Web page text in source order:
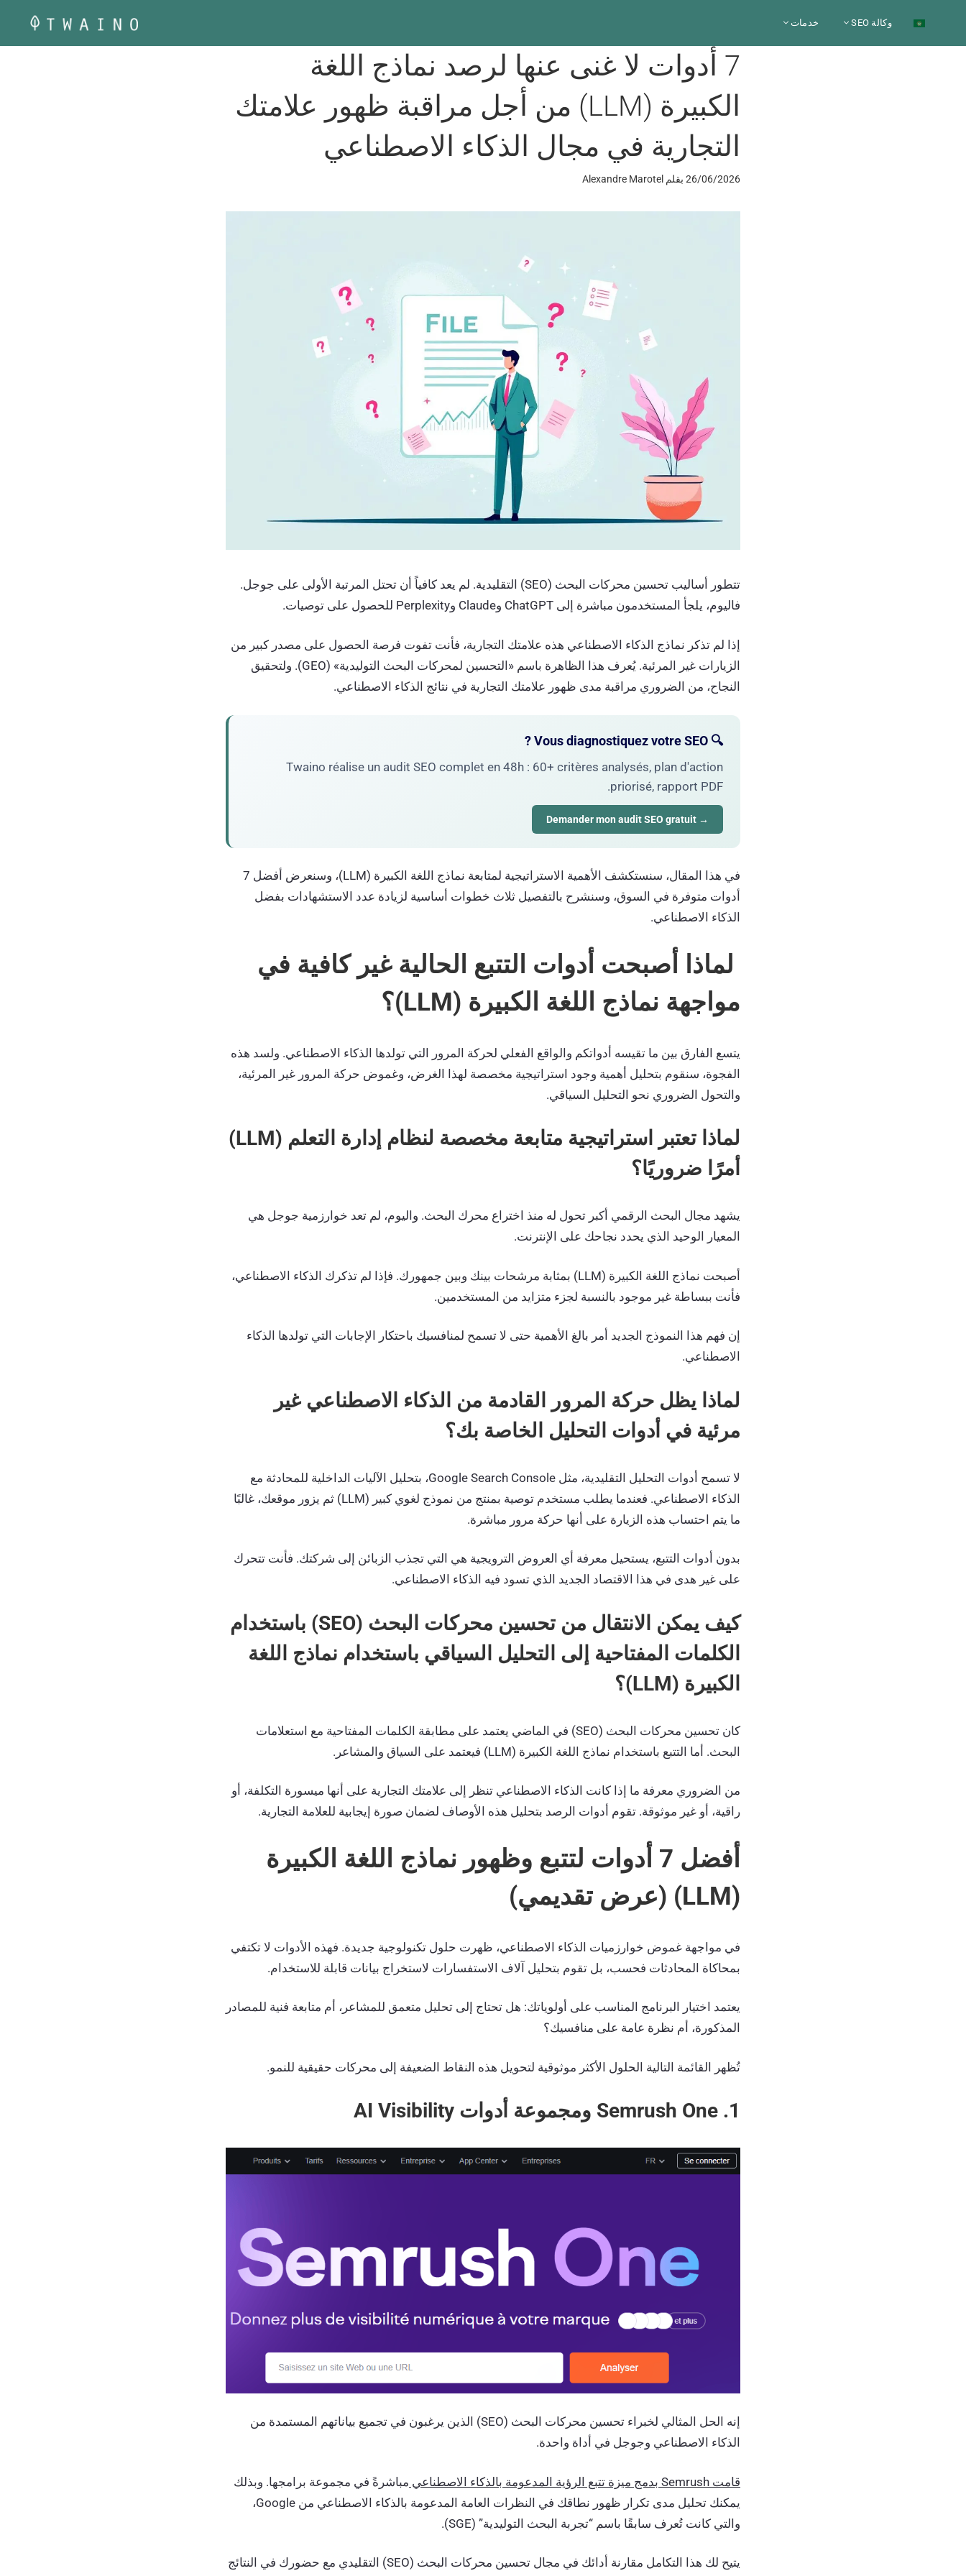
وكالة SEO خدمات
7 أدوات لا غنى عنها لرصد نماذج اللغة
الكبيرة (LLM) من أجل مراقبة ظهور علامتك
التجارية في مجال الذكاء الاصطناعي
26/06/2026 بقلم Alexandre Marotel
تتطور أساليب تحسين محركات البحث (SEO) التقليدية. لم يعد كافياً أن تحتل المرتبة الأولى على جوجل.
فاليوم، يلجأ المستخدمون مباشرة إلى ChatGPT وClaude وPerplexity للحصول على توصيات.
إذا لم تذكر نماذج الذكاء الاصطناعي هذه علامتك التجارية، فأنت تفوت فرصة الحصول على مصدر كبير من
الزيارات غير المرئية. يُعرف هذا الظاهرة باسم «التحسين لمحركات البحث التوليدية» (GEO). ولتحقيق
النجاح، من الضروري مراقبة مدى ظهور علامتك التجارية في نتائج الذكاء الاصطناعي.
🔍 Vous diagnostiquez votre SEO ?
Twaino réalise un audit SEO complet en 48h : 60+ critères analysés, plan d'action
priorisé, rapport PDF.
→ Demander mon audit SEO gratuit
في هذا المقال، سنستكشف الأهمية الاستراتيجية لمتابعة نماذج اللغة الكبيرة (LLM)، وسنعرض أفضل 7
أدوات متوفرة في السوق، وسنشرح بالتفصيل ثلاث خطوات أساسية لزيادة عدد الاستشهادات بفضل
الذكاء الاصطناعي.
لماذا أصبحت أدوات التتبع الحالية غير كافية في
مواجهة نماذج اللغة الكبيرة (LLM)؟
يتسع الفارق بين ما تقيسه أدواتكم والواقع الفعلي لحركة المرور التي تولدها الذكاء الاصطناعي. ولسد هذه
الفجوة، سنقوم بتحليل أهمية وجود استراتيجية مخصصة لهذا الغرض، وغموض حركة المرور غير المرئية،
والتحول الضروري نحو التحليل السياقي.
لماذا تعتبر استراتيجية متابعة مخصصة لنظام إدارة التعلم (LLM)
أمرًا ضروريًا؟
يشهد مجال البحث الرقمي أكبر تحول له منذ اختراع محرك البحث. واليوم، لم تعد خوارزمية جوجل هي
المعيار الوحيد الذي يحدد نجاحك على الإنترنت.
أصبحت نماذج اللغة الكبيرة (LLM) بمثابة مرشحات بينك وبين جمهورك. فإذا لم تذكرك الذكاء الاصطناعي،
فأنت ببساطة غير موجود بالنسبة لجزء متزايد من المستخدمين.
إن فهم هذا النموذج الجديد أمر بالغ الأهمية حتى لا تسمح لمنافسيك باحتكار الإجابات التي تولدها الذكاء
الاصطناعي.
لماذا يظل حركة المرور القادمة من الذكاء الاصطناعي غير
مرئية في أدوات التحليل الخاصة بك؟
لا تسمح أدوات التحليل التقليدية، مثل Google Search Console، بتحليل الآليات الداخلية للمحادثة مع
الذكاء الاصطناعي. فعندما يطلب مستخدم توصية بمنتج من نموذج لغوي كبير (LLM) ثم يزور موقعك، غالبًا
ما يتم احتساب هذه الزيارة على أنها حركة مرور مباشرة.
بدون أدوات التتبع، يستحيل معرفة أي العروض الترويجية هي التي تجذب الزبائن إلى شركتك. فأنت تتحرك
على غير هدى في هذا الاقتصاد الجديد الذي تسود فيه الذكاء الاصطناعي.
كيف يمكن الانتقال من تحسين محركات البحث (SEO) باستخدام
الكلمات المفتاحية إلى التحليل السياقي باستخدام نماذج اللغة
الكبيرة (LLM)؟
كان تحسين محركات البحث (SEO) في الماضي يعتمد على مطابقة الكلمات المفتاحية مع استعلامات
البحث. أما التتبع باستخدام نماذج اللغة الكبيرة (LLM) فيعتمد على السياق والمشاعر.
من الضروري معرفة ما إذا كانت الذكاء الاصطناعي تنظر إلى علامتك التجارية على أنها ميسورة التكلفة، أو
راقية، أو غير موثوقة. تقوم أدوات الرصد بتحليل هذه الأوصاف لضمان صورة إيجابية للعلامة التجارية.
أفضل 7 أدوات لتتبع وظهور نماذج اللغة الكبيرة
(LLM) (عرض تقديمي)
في مواجهة غموض خوارزميات الذكاء الاصطناعي، ظهرت حلول تكنولوجية جديدة. فهذه الأدوات لا تكتفي
بمحاكاة المحادثات فحسب، بل تقوم بتحليل آلاف الاستفسارات لاستخراج بيانات قابلة للاستخدام.
يعتمد اختيار البرنامج المناسب على أولوياتك: هل تحتاج إلى تحليل متعمق للمشاعر، أم متابعة فنية للمصادر
المذكورة، أم نظرة عامة على منافسيك؟
تُظهر القائمة التالية الحلول الأكثر موثوقية لتحويل هذه النقاط الضعيفة إلى محركات حقيقية للنمو.
1. Semrush One ومجموعة أدوات AI Visibility
إنه الحل المثالي لخبراء تحسين محركات البحث (SEO) الذين يرغبون في تجميع بياناتهم المستمدة من
الذكاء الاصطناعي وجوجل في أداة واحدة.
قامت Semrush بدمج ميزة تتبع الرؤية المدعومة بالذكاء الاصطناعي
مباشرةً في مجموعة برامجها. وبذلك
يمكنك تحليل مدى تكرار ظهور نطاقك في النظرات العامة المدعومة بالذكاء الاصطناعي من Google،
والتي كانت تُعرف سابقًا باسم “تجربة البحث التوليدية” (SGE).
يتيح لك هذا التكامل مقارنة أدائك في مجال تحسين محركات البحث (SEO) التقليدي مع حضورك في النتائج